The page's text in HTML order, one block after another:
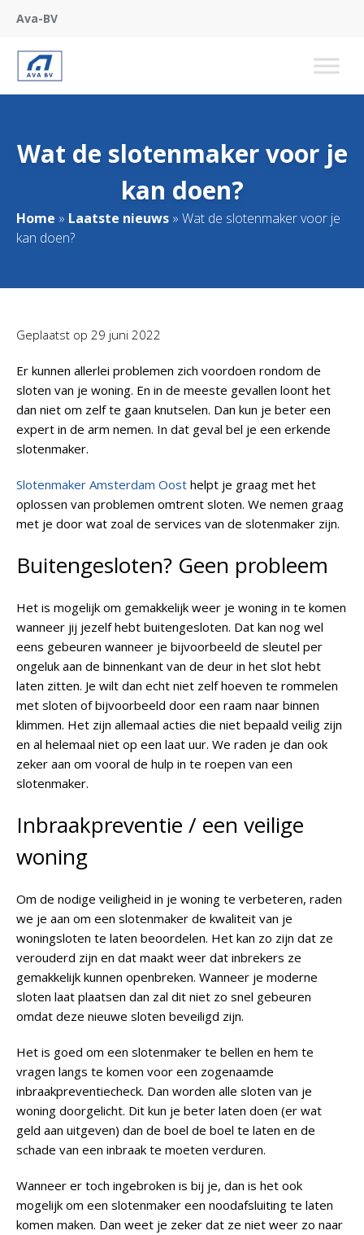
Ava-BV
Wat de slotenmaker voor je
kan doen?
Home » Laatste nieuws » Wat de slotenmaker voor je
kan doen?
Geplaatst op 29 juni 2022
Er kunnen allerlei problemen zich voordoen rondom de
sloten van je woning. En in de meeste gevallen loont het
dan niet om zelf te gaan knutselen. Dan kun je beter een
expert in de arm nemen. In dat geval bel je een erkende
slotenmaker.
Slotenmaker Amsterdam Oost helpt je graag met het
oplossen van problemen omtrent sloten. We nemen graag
met je door wat zoal de services van de slotenmaker zijn.
Buitengesloten? Geen probleem
Het is mogelijk om gemakkelijk weer je woning in te komen
wanneer jij jezelf hebt buitengesloten. Dat kan nog wel
eens gebeuren wanneer je bijvoorbeeld de sleutel per
ongeluk aan de binnenkant van de deur in het slot hebt
laten zitten. Je wilt dan echt niet zelf hoeven te rommelen
met sloten of bijvoorbeeld door een raam naar binnen
klimmen. Het zijn allemaal acties die niet bepaald veilig zijn
en al helemaal niet op een laat uur. We raden je dan ook
zeker aan om vooral de hulp in te roepen van een
slotenmaker.
Inbraakpreventie / een veilige
woning
Om de nodige veiligheid in je woning te verbeteren, raden
we je aan om een slotenmaker de kwaliteit van je
woningsloten te laten beoordelen. Het kan zo zijn dat ze
verouderd zijn en dat maakt weer dat inbrekers ze
gemakkelijk kunnen openbreken. Wanneer je moderne
sloten laat plaatsen dan zal dit niet zo snel gebeuren
omdat deze nieuwe sloten beveiligd zijn.
Het is goed om een slotenmaker te bellen en hem te
vragen langs te komen voor een zogenaamde
inbraakpreventiecheck. Dan worden alle sloten van je
woning doorgelicht. Dit kun je beter laten doen (er wat
geld aan uitgeven) dan de boel de boel te laten en de
schade van een inbraak te moeten verduren.
Wanneer er toch ingebroken is bij je, dan is het ook
mogelijk om een slotenmaker een noodafsluiting te laten
komen maken. Dan weet je zeker dat ze niet weer zo naar